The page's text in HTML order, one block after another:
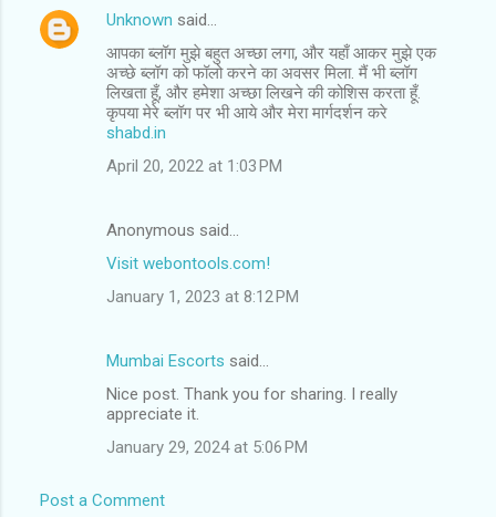
Unknown said…
आपका ब्लॉग मुझे बहुत अच्छा लगा, और यहाँ आकर मुझे एक
अच्छे ब्लॉग को फॉलो करने का अवसर मिला. मैं भी ब्लॉग
लिखता हूँ, और हमेशा अच्छा लिखने की कोशिस करता हूँ.
कृपया मेरे ब्लॉग पर भी आये और मेरा मार्गदर्शन करे
shabd.in
April 20, 2022 at 1:03 PM
Anonymous said…
Visit webontools.com!
January 1, 2023 at 8:12 PM
Mumbai Escorts said…
Nice post. Thank you for sharing. I really
appreciate it.
January 29, 2024 at 5:06 PM
Post a Comment